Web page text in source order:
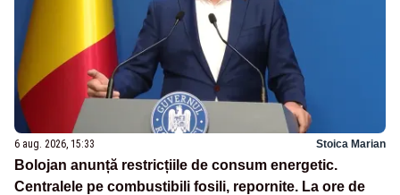
6 aug. 2026, 15:33 Stoica Marian
Bolojan anunță restricțiile de consum energetic.
Centralele pe combustibili fosili, repornite. La ore de